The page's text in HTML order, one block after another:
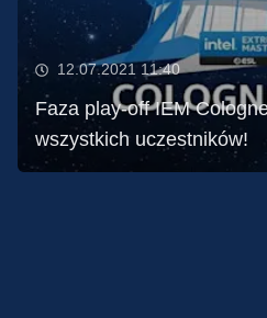
12.07.2021 11:40
Faza play-off IEM
wszystkich uczestników!